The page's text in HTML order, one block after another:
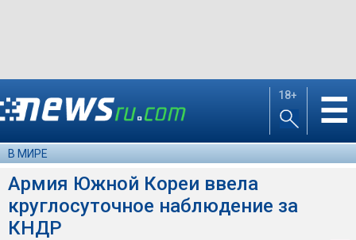
18+ ☰
В МИРЕ
Армия Южной Кореи ввела
круглосуточное наблюдение за
КНДР